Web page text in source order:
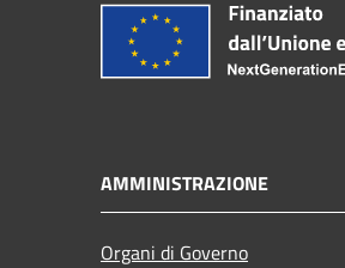
AMMINISTRAZIONE
Organi di Governo